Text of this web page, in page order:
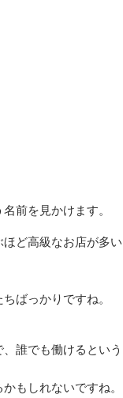
前を見かけます。
ど高級なお店が多い
ばっかりですね。
誰でも働けるという
もしれないですね。